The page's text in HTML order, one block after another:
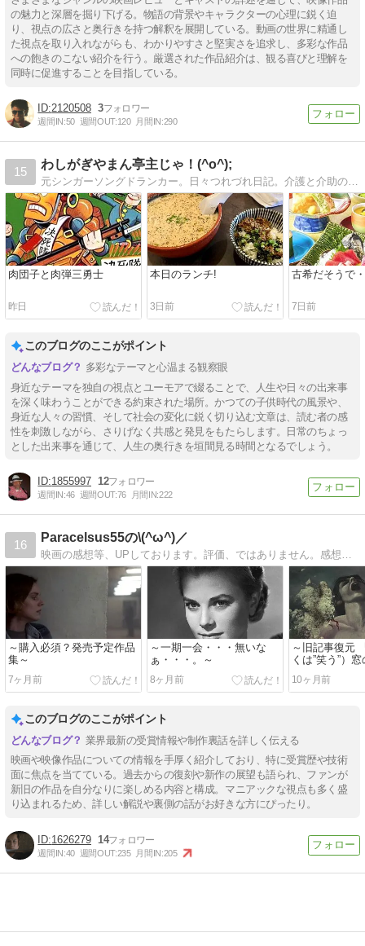
の魅力と深層を掘り下げる。物語の背景やキャラクターの心理に鋭く迫
り、視点の広さと奥行きを持つ解釈を展開している。動画の世界に精通し
た視点を取り入れながらも、わかりやすさと堅実さを追求し、多彩な作品
への飽きのこない紹介を行う。厳選された作品紹介は、観る喜びと理解を
同時に促進することを目指している。
2120508 3
週間IN:50 週間OUT:120 月間IN:290
15
わしがぎやまん亭主じゃ！(^o^);
元シンガーソングドランカー。日々つれづれ日記。介護と介助の日々。猫と机上の趣味。
肉団子と肉弾三勇士
昨日
本日のランチ!
3日前
古希だそうで
7日前
このブログのここがポイント
多彩なテーマと心温まる観察眼
身近なテーマを独自の視点とユーモアで綴ることで、人生や日々の出来事
を深く味わうことができる約束された場所。かつての子供時代の風景や、
身近な人々の習慣、そして社会の変化に鋭く切り込む文章は、読む者の感
性を刺激しながら、さりげなく共感と発見をもたらします。日常のちょっ
とした出来事を通じて、人生の奥行きを垣間見る時間となるでしょう。
1855997 12
週間IN:46 週間OUT:76 月間IN:222
16
Paracelsus55の\(^ω^)／
映画の感想等、UPしております。評価、ではありません。感想。評価出来る程、偉くはないですから〜。
～購入必須？発売予定作品
集～
7ヶ月前
～一期一会・・・無いな
ぁ・・・。～
8ヶ月前
～旧記事復元
くは”笑う”）
仮＞』 → 日本
10ヶ月前
このブログのここがポイント
業界最新の受賞情報や制作裏話を詳しく伝える
映画や映像作品についての情報を手厚く紹介しており、特に受賞歴や技術
面に焦点を当てている。過去からの復刻や新作の展望も語られ、ファンが
新旧の作品を自分なりに楽しめる内容と構成。マニアックな視点も多く盛
り込まれるため、詳しい解説や裏側の話がお好きな方にぴったり。
1626279 14
週間IN:40 週間OUT:235 月間IN:205